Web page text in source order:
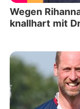
Wegen
knallhart mit